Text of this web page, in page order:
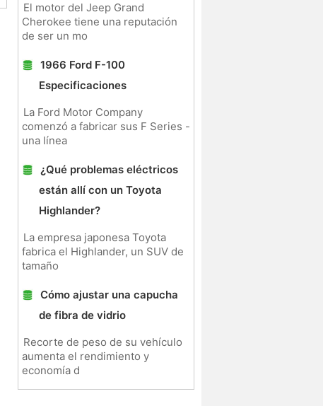
El motor del Jeep Grand
Cherokee tiene una reputación
de ser un mo
1966 Ford F-100
Especificaciones
La Ford Motor Company
comenzó a fabricar sus F Series -
una línea
¿Qué problemas eléctricos
están allí con un Toyota
Highlander?
La empresa japonesa Toyota
fabrica el Highlander, un SUV de
tamaño
Cómo ajustar una capucha
de fibra de vidrio
Recorte de peso de su vehículo
aumenta el rendimiento y
economía d